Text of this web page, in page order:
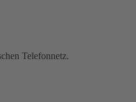
Telefonnetz.